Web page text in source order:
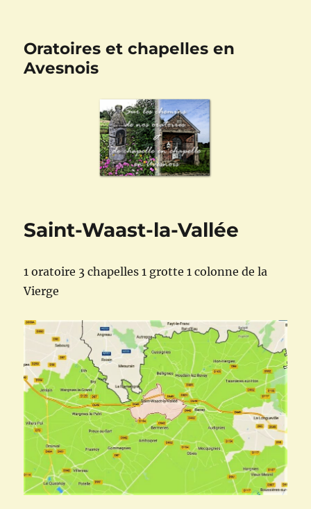
Oratoires et chapelles en
Avesnois
Saint-Waast-la-Vallée
1 oratoire 3 chapelles 1 grotte 1 colonne de la
Vierge